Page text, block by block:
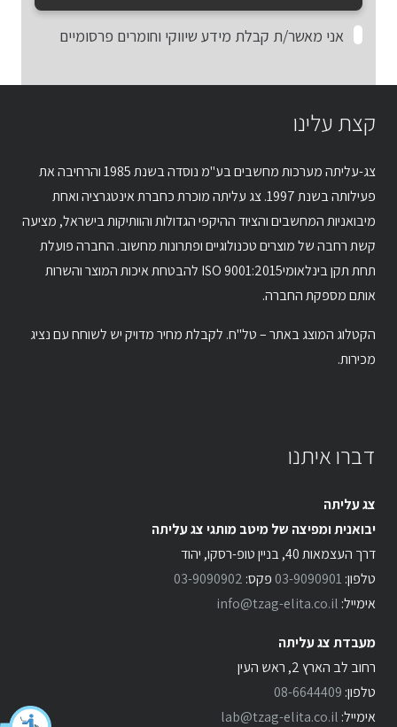
אני מאשר/ת קבלת מידע שיווקי וחומרים פרסומיים
קצת עלינו
צג-עליתה מערכות מחשבים בע"מ נוסדה בשנת 1985 והרחיבה את
פעילותה בשנת 1997. צג עליתה מוכרת כחברת אינטגרציה ואחת
מיבואניות המחשבים והציוד ההיקפי הגדולות והוותיקות בישראל, מציעה
קשת רחבה של מוצרים טכנולוגיים ופתרונות מחשוב. החברה פועלת
תחת תקן בינלאומיISO 9001:2015 להבטחת איכות המוצר והשרות
אותם מספקת החברה.
הקטלוג המוצג באתר – טל"ח. לקבלת מחיר מדויק יש לשוחח עם נציג
מכירות.
דברו איתנו
צג עליתה
יבואנית ומפיצה של מיטב מותגי צג עליתה
דרך העצמאות 40, בניין טופ-רסקו, יהוד
טלפון: 03-9090901 פקס: 03-9090902
אימייל: info@tzag-elita.co.il
מעבדת צג עליתה
רחוב לב הארץ 2, ראש העין
טלפון: 08-6644409
אימייל: lab@tzag-elita.co.il